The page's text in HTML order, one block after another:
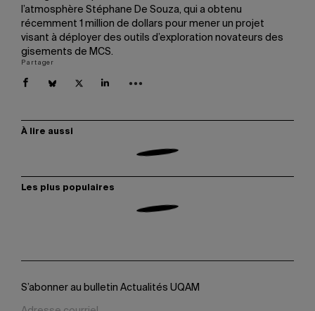
l’atmosphère Stéphane De Souza, qui a obtenu
récemment 1 million de dollars pour mener un projet
visant à déployer des outils d’exploration novateurs des
gisements de MCS.
Partager
À lire aussi
Les plus populaires
S’abonner au bulletin Actualités UQAM